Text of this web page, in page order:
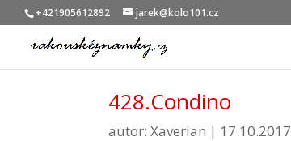
+421905612892 jarek@kolo101.cz
428.Condino
autor:Xaverian | 17.10.2017